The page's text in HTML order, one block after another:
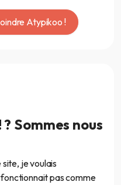
Atypikoo !
Sommes nous
je voulais
pas comme